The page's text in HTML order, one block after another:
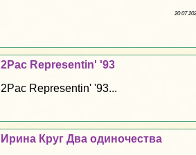
20 07
2Pac Representin' '93
2Pac Representin' '93...
Ирина Круг Два одиночества